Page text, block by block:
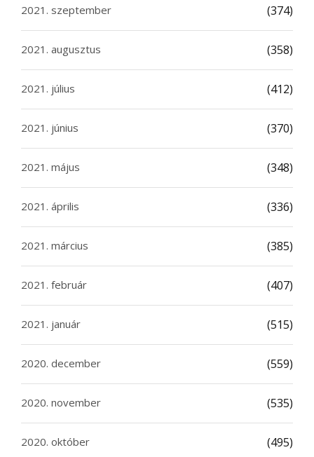
2021. szeptember (374)
2021. augusztus (358)
2021. július (412)
2021. június (370)
2021. május (348)
2021. április (336)
2021. március (385)
2021. február (407)
2021. január (515)
2020. december (559)
2020. november (535)
2020. október (495)